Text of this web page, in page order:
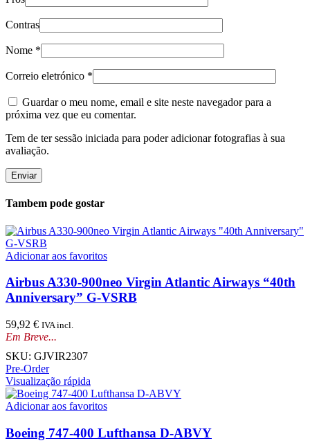
Contras
Nome *
Correio eletrónico *
Guardar o meu nome, email e site neste navegador para a
próxima vez que eu comentar.
Tem de ter sessão iniciada para poder adicionar fotografias à sua
avaliação.
Tambem pode gostar
Adicionar aos favoritos
Airbus A330-900neo Virgin Atlantic Airways “40th
Anniversary” G-VSRB
59,92 € IVA incl.
Em Breve...
SKU: GJVIR2307
Pre-Order
Visualização rápida
Adicionar aos favoritos
Boeing 747-400 Lufthansa D-ABVY